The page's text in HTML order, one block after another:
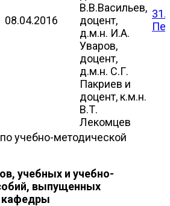
08.04.2016
В.В.Васильев,
доцент,
д.м.н. И.А.
Уваров,
доцент,
д.м.н. С.Г.
Пакриев и
доцент, к.м.н.
В.Т.
Лекомцев
учебно-методической
учебных и учебно-
выпущенных
кафедры